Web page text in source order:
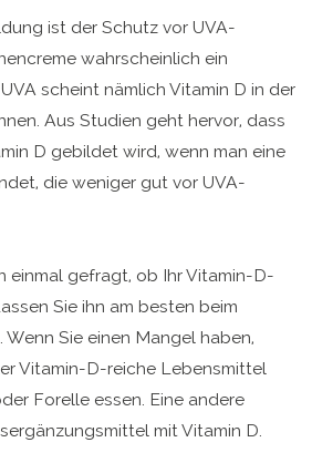
ist der Schutz vor UVA-
wahrscheinlich ein
scheint nämlich Vitamin D in der
Aus Studien geht hervor, dass
D gebildet wird, wenn man eine
die weniger gut vor UVA-
einmal gefragt, ob Ihr Vitamin-D-
Sie ihn am besten beim
Sie einen Mangel haben,
Vitamin-D-reiche Lebensmittel
Forelle essen. Eine andere
mit Vitamin D.